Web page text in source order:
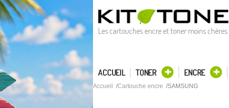
Les cartouches encre et toner moins chères
ACCUEIL TONER ENCRE
Accueil Cartouche encre SAMSUNG